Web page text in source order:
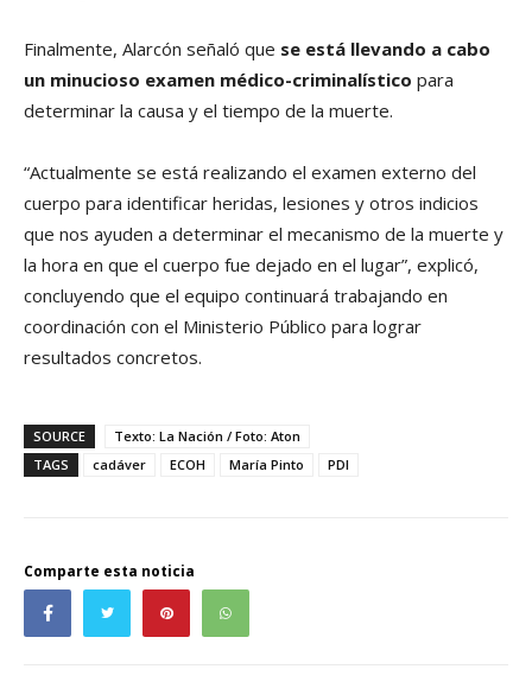
Finalmente, Alarcón señaló que se está llevando a cabo
un minucioso examen médico-criminalístico para
determinar la causa y el tiempo de la muerte.
“Actualmente se está realizando el examen externo del
cuerpo para identificar heridas, lesiones y otros indicios
que nos ayuden a determinar el mecanismo de la muerte y
la hora en que el cuerpo fue dejado en el lugar”, explicó,
concluyendo que el equipo continuará trabajando en
coordinación con el Ministerio Público para lograr
resultados concretos.
SOURCE
Texto: La Nación / Foto: Aton
TAGS
cadáver ECOH María Pinto PDI
Comparte esta noticia